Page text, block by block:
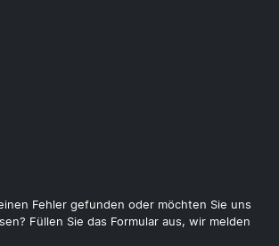
Fehler gefunden oder möchten Sie uns
Füllen Sie das Formular aus, wir melden